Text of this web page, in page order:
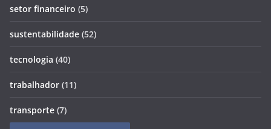
setor financeiro (5)
sustentabilidade (52)
tecnologia (40)
trabalhador (11)
transporte (7)